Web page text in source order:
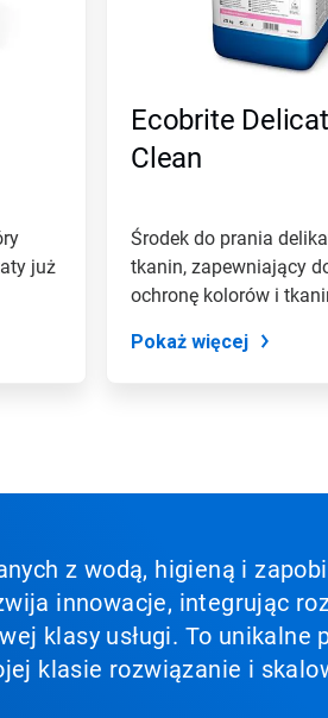
już
Ecobrite
Clean
Środek do prania
tkanin, zapewniający
ochronę kolorów i
Pokaż więcej
z wodą, higieną i
innowacje, integrując
klasy usługi. To unikalne
klasie rozwiązanie i